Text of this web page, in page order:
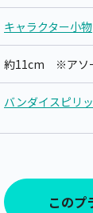
キャラクター小物
約11cm ※アソー
バンダイスピリ
このプ